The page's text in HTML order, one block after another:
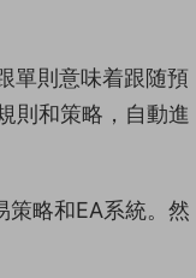
單則意味着跟随預
則和策略，自動進
策略和EA系統。然